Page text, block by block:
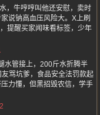
，牛哼哼叫他还安慰，卖时
说钠高血压风险大。X上刷
提醒买家闻味看标签，少年
水管接上，200斤水折腾半
骂坑爹，食品安全法罚款起
力懂，但黑招毁农信，学手